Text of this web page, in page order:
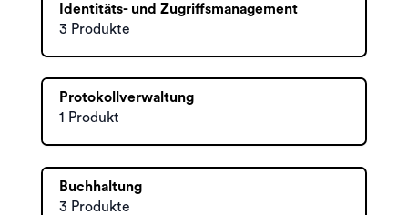
Identitäts- und Zugriffsmanagement
3 Produkte
Protokollverwaltung
1 Produkt
Buchhaltung
3 Produkte